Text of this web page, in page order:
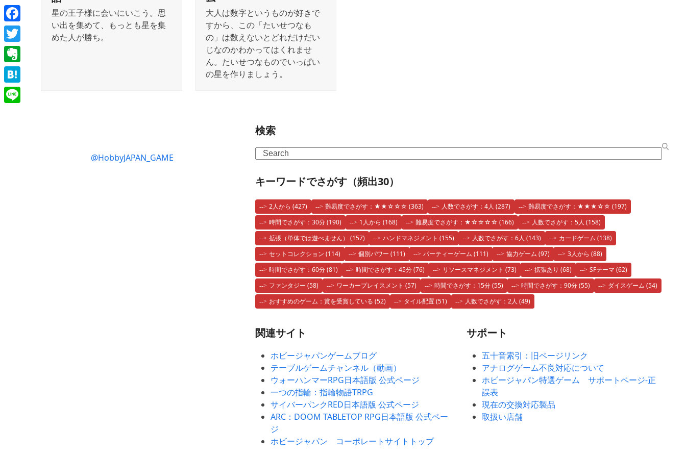
星の王子様に会いにいこう。思
い出を集めて、もっとも星を集
めた人が勝ち。
大人は数字というものが好きで
すから、この「たいせつなも
の」は数えないとどれだけだい
じなのかわかってはくれませ
ん。たいせつなものでいっぱい
の星を作りましょう。
@HobbyJAPAN_GAME
検索
Search
キーワードでさがす（頻出30）
2人から (427) 難易度でさがす：★★☆☆☆ (363) 人数でさがす：4人 (287) 難易度でさがす：★★★☆☆ (197)
時間でさがす：30分(190) 1人から (168) 難易度でさがす：★☆☆☆☆ (166) 人数でさがす：5人 (158)
拡張（単体では遊べません） (157) ハンドマネジメント (155) 人数でさがす：6人 (143) カードゲーム (138)
セットコレクション (114) 個別パワー (111) パーティーゲーム (111) 協力ゲーム (97) 3人から (88)
時間でさがす：60分(81) 時間でさがす：45分(76) リソースマネジメント (73) 拡張あり (68) SFテーマ (62)
ファンタジー (58) ワーカープレイスメント (57) 時間でさがす：15分(55) 時間でさがす：90分(55) ダイスゲーム (54)
おすすめのゲーム：賞を受賞している (52) タイル配置(51) 人数でさがす：2人 (49)
関連サイト
ホビージャパンゲームブログ
テーブルゲームチャンネル（動画）
ウォーハンマーRPG日本語版 公式ページ
一つの指輪：指輪物語TRPG
サイバーパンクRED日本語版 公式ページ
ARC：DOOM TABLETOP RPG日本語版 公式ペー
ジ
ホビージャパン コーポレートサイトトップ
サポート
五十音索引：旧ページリンク
アナログゲーム不良対応について
ホビージャパン特選ゲーム サポートページ-正
誤表
現在の交換対応製品
取扱い店舗
Facebook
Twitter
Evernote
Hatena